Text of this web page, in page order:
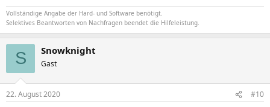
Vollständige Angabe der Hard- und Software benötigt.
Selektives Beantworten von Nachfragen beendet die Hilfeleistung.
S Snowknight
Gast
22. August 2020 #10